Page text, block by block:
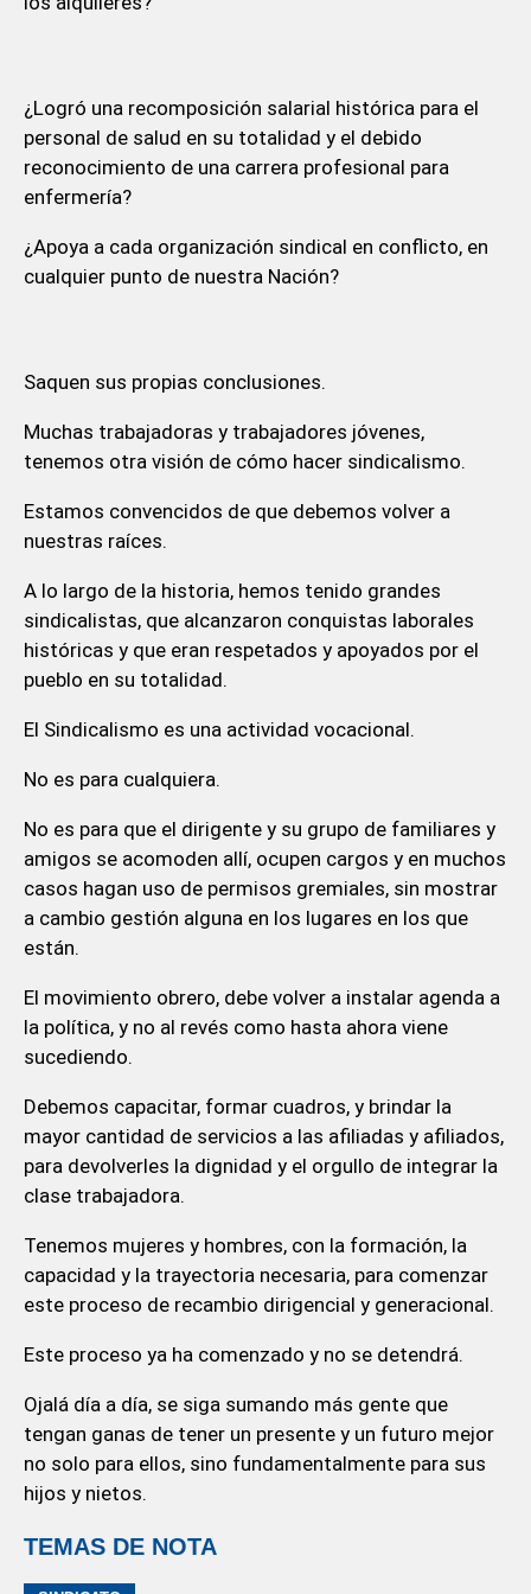
¿Logró una recomposición salarial histórica para el
personal de salud en su totalidad y el debido
reconocimiento de una carrera profesional para
enfermería?
¿Apoya a cada organización sindical en conflicto, en
cualquier punto de nuestra Nación?
Saquen sus propias conclusiones.
Muchas trabajadoras y trabajadores jóvenes,
tenemos otra visión de cómo hacer sindicalismo.
Estamos convencidos de que debemos volver a
nuestras raíces.
A lo largo de la historia, hemos tenido grandes
sindicalistas, que alcanzaron conquistas laborales
históricas y que eran respetados y apoyados por el
pueblo en su totalidad.
El Sindicalismo es una actividad vocacional.
No es para cualquiera.
No es para que el dirigente y su grupo de familiares y
amigos se acomoden allí, ocupen cargos y en muchos
casos hagan uso de permisos gremiales, sin mostrar
a cambio gestión alguna en los lugares en los que
están.
El movimiento obrero, debe volver a instalar agenda a
la política, y no al revés como hasta ahora viene
sucediendo.
Debemos capacitar, formar cuadros, y brindar la
mayor cantidad de servicios a las afiliadas y afiliados,
para devolverles la dignidad y el orgullo de integrar la
clase trabajadora.
Tenemos mujeres y hombres, con la formación, la
capacidad y la trayectoria necesaria, para comenzar
este proceso de recambio dirigencial y generacional.
Este proceso ya ha comenzado y no se detendrá.
Ojalá día a día, se siga sumando más gente que
tengan ganas de tener un presente y un futuro mejor
no solo para ellos, sino fundamentalmente para sus
hijos y nietos.
TEMAS DE NOTA